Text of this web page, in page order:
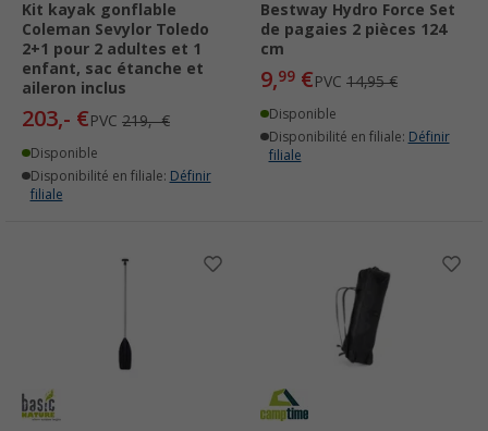
Kit kayak gonflable
Coleman Sevylor Toledo
2+1 pour 2 adultes et 1
enfant, sac étanche et
aileron inclus
203,- €PVC 219,- €
Disponible
Disponibilité en filiale: Définir
filiale
Bestway Hydro Force Set
de pagaies 2 pièces 124
cm
9,99 €PVC 14,95 €
Disponible
Disponibilité en filiale: Définir
filiale